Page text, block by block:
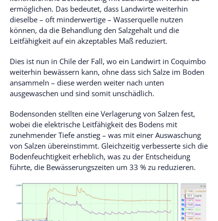
ermöglichen. Das bedeutet, dass Landwirte weiterhin
dieselbe – oft minderwertige – Wasserquelle nutzen
können, da die Behandlung den Salzgehalt und die
Leitfähigkeit auf ein akzeptables Maß reduziert.
Dies ist nun in Chile der Fall, wo ein Landwirt in Coquimbo
weiterhin bewässern kann, ohne dass sich Salze im Boden
ansammeln – diese werden weiter nach unten
ausgewaschen und sind somit unschädlich.
Bodensonden stellten eine Verlagerung von Salzen fest,
wobei die elektrische Leitfähigkeit des Bodens mit
zunehmender Tiefe anstieg – was mit einer Auswaschung
von Salzen übereinstimmt. Gleichzeitig verbesserte sich die
Bodenfeuchtigkeit erheblich, was zu der Entscheidung
führte, die Bewässerungszeiten um 33 % zu reduzieren.